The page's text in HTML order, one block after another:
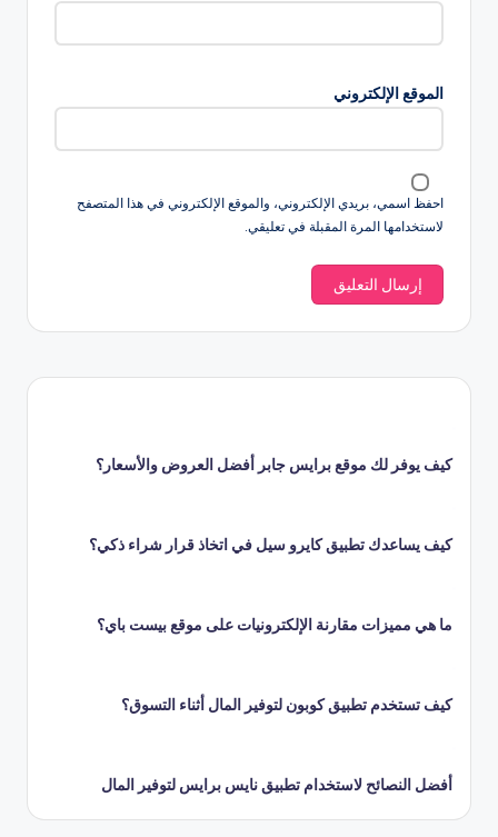
الموقع الإلكتروني
احفظ اسمي، بريدي الإلكتروني، والموقع الإلكتروني في هذا المتصفح
لاستخدامها المرة المقبلة في تعليقي.
كيف يوفر لك موقع برايس جابر أفضل العروض والأسعار؟
كيف يساعدك تطبيق كايرو سيل في اتخاذ قرار شراء ذكي؟
ما هي مميزات مقارنة الإلكترونيات على موقع بيست باي؟
كيف تستخدم تطبيق كوبون لتوفير المال أثناء التسوق؟
أفضل النصائح لاستخدام تطبيق نايس برايس لتوفير المال